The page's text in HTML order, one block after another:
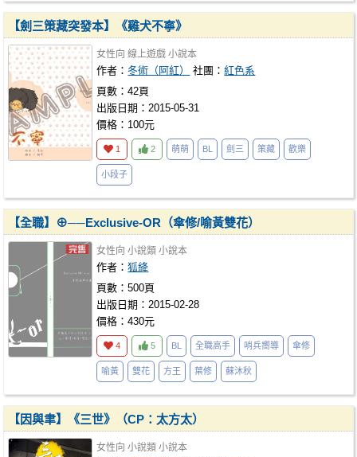
【劍三策藏突發本】《雞犬不寧》
女性向 線上遊戲 小說本
作者：冬術（阿紅） 社團：紅色系
頁數：42頁
出版日期：2015-05-31
價格：100元
1 2 萌萌 BL 劍三 策藏 歡樂
小段子
【全職】⊕──Exclusive-OR（傘修/喻黃雙花）
女性向 小說類 小說本
作者：狐絳
頁數：500頁
出版日期：2015-02-28
價格：430元
4 5 BL 全職高手 哨兵嚮導 傘修
喻黃 雙花 方王 葉修 蘇沐秋
【因與聿】《三世》（CP：太方太）
女性向 小說類 小說本